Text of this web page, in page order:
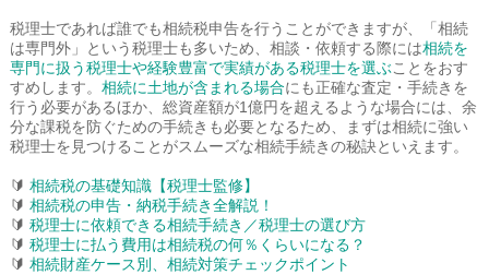
税理士であれば誰でも相続税申告を行うことができますが、「相続
は専門外」という税理士も多いため、相談・依頼する際には相続を
専門に扱う税理士や経験豊富で実績がある税理士を選ぶことをおす
すめします。 相続に土地が含まれる場合にも正確な査定・手続きを
行う必要があるほか、総資産額が1億円を超えるような場合には、余
分な課税を防ぐための手続きも必要となるため、まずは相続に強い
税理士を見つけることがスムーズな相続手続きの秘訣といえます。
🔰 相続税の基礎知識【税理士監修】
🔰 相続税の申告・納税手続き全解説！
🔰 税理士に依頼できる相続手続き／税理士の選び方
🔰 税理士に払う費用は相続税の何％くらいになる？
🔰 相続財産ケース別、相続対策チェックポイント